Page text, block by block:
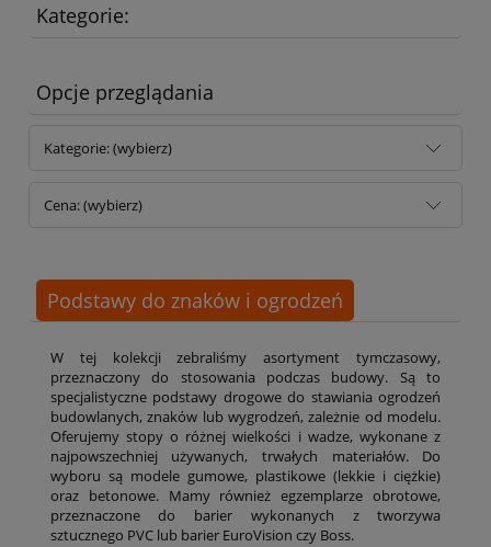
Kategorie:
Opcje przeglądania
Kategorie: (wybierz)
Cena: (wybierz)
Podstawy do znaków i ogrodzeń
W tej kolekcji zebraliśmy asortyment tymczasowy,
przeznaczony do stosowania podczas budowy. Są to
specjalistyczne podstawy drogowe do stawiania ogrodzeń
budowlanych, znaków lub wygrodzeń, zależnie od modelu.
Oferujemy stopy o różnej wielkości i wadze, wykonane z
najpowszechniej używanych, trwałych materiałów. Do
wyboru są modele gumowe, plastikowe (lekkie i ciężkie)
oraz betonowe. Mamy również egzemplarze obrotowe,
przeznaczone do barier wykonanych z tworzywa
sztucznego PVC lub barier EuroVision czy Boss.